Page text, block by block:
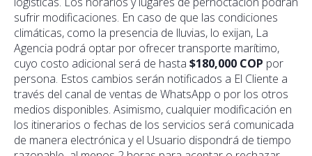
sufrir modificaciones. En caso de que las condiciones
climáticas, como la presencia de lluvias, lo exijan, La
Agencia podrá optar por ofrecer transporte marítimo,
cuyo costo adicional será de hasta $180,000 COP por
persona. Estos cambios serán notificados a El Cliente a
través del canal de ventas de WhatsApp o por los otros
medios disponibles. Asimismo, cualquier modificación en
los itinerarios o fechas de los servicios será comunicada
de manera electrónica y el Usuario dispondrá de tiempo